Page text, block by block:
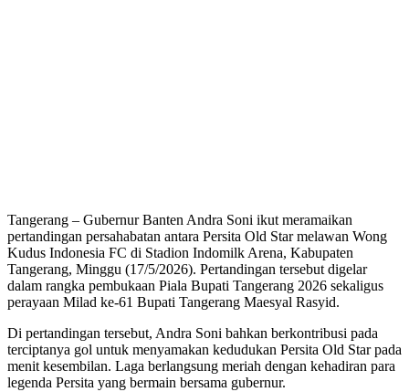
Tangerang – Gubernur Banten Andra Soni ikut meramaikan
pertandingan persahabatan antara Persita Old Star melawan Wong
Kudus Indonesia FC di Stadion Indomilk Arena, Kabupaten
Tangerang, Minggu (17/5/2026). Pertandingan tersebut digelar
dalam rangka pembukaan Piala Bupati Tangerang 2026 sekaligus
perayaan Milad ke-61 Bupati Tangerang Maesyal Rasyid.
Di pertandingan tersebut, Andra Soni bahkan berkontribusi pada
terciptanya gol untuk menyamakan kedudukan Persita Old Star pada
menit kesembilan. Laga berlangsung meriah dengan kehadiran para
legenda Persita yang bermain bersama gubernur.